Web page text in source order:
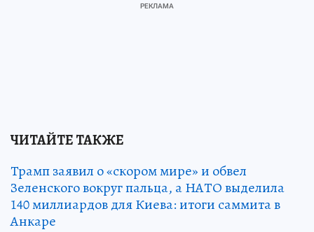
ЧИТАЙТЕ ТАКЖЕ
Трамп заявил о «скором мире» и обвел
Зеленского вокруг пальца, а НАТО выделила
140 миллиардов для Киева: итоги саммита в
Анкаре